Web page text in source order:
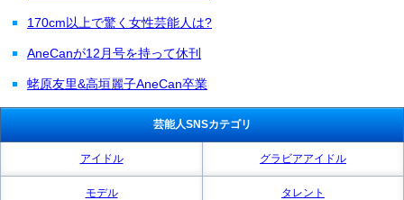
170cm以上で驚く女性芸能人は?
AneCanが12月号を持って休刊
蛯原友里&高垣麗子AneCan卒業
芸能人SNSカテゴリ
アイドル グラビアアイドル
モデル タレント